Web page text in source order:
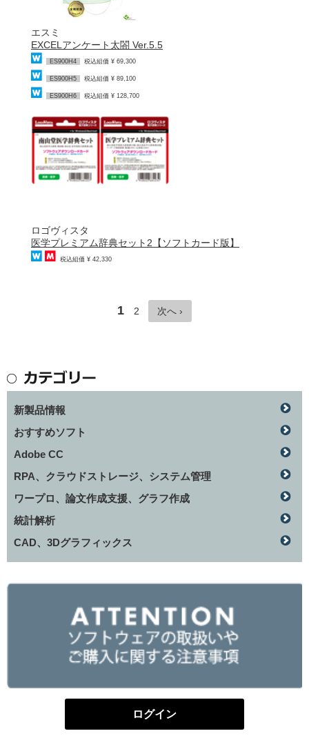
エスミ
EXCELアンケート太閤 Ver.5.5
ES900H4 税込組価 ¥ 69,300
ES900H5 税込組価 ¥ 89,100
ES900H6 税込組価 ¥ 128,700
ロゴヴィスタ
医学プレミアム辞典セット2【ソフトカード版】
税込組価 ¥ 42,330
1 2 次へ ›
新製品情報
おすすめソフト
Adobe CC
RPA、クラウドストレージ、システム管理
ワープロ、論文作成支援、グラフ作成
統計解析
CAD、3Dグラフィックス
ログイン